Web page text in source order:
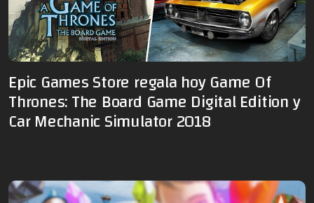
Epic Games Store regala hoy Game Of
Thrones: The Board Game Digital Edition y
Car Mechanic Simulator 2018